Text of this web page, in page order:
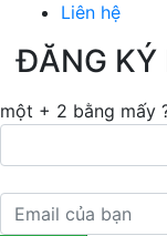
Liên hệ
ĐĂNG KÝ
một + 2 bằng mấy